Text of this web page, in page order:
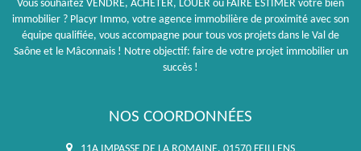
Vous souhaitez VENDRE, ACHETER, LOUER ou FAIRE ESTIMER votre bien
immobilier ? Placyr Immo, votre agence immobilière de proximité avec son
équipe qualifiée, vous accompagne pour tous vos projets dans le Val de
Saône et le Mâconnais ! Notre objectif: faire de votre projet immobilier un
succès !
NOS COORDONNÉES